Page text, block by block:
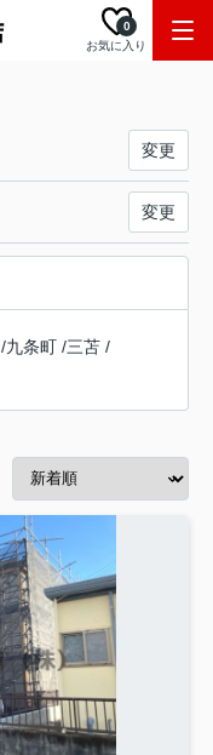
お気に入り
0
変更
変更
/九条町 /三苫 /